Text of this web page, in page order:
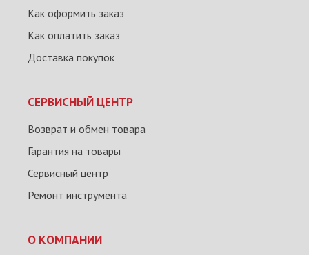
Как оформить заказ
Как оплатить заказ
Доставка покупок
СЕРВИСНЫЙ ЦЕНТР
Возврат и обмен товара
Гарантия на товары
Сервисный центр
Ремонт инструмента
О КОМПАНИИ